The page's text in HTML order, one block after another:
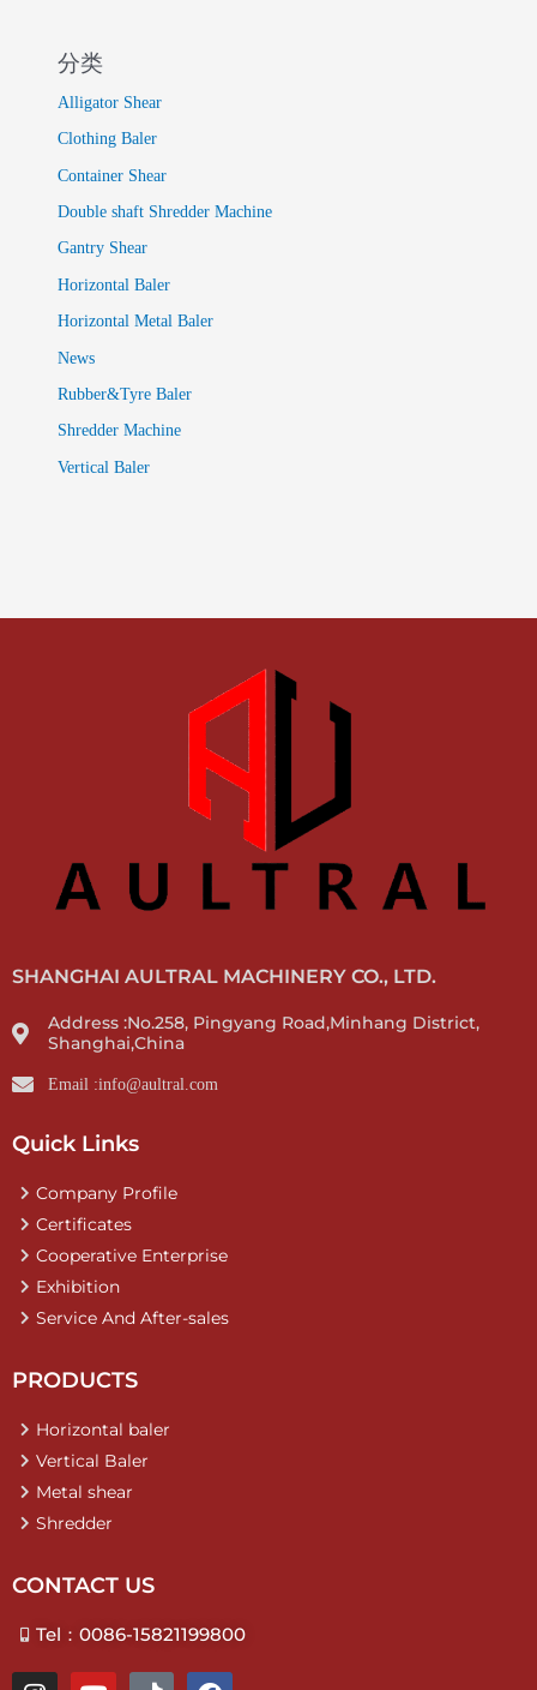
分类
Alligator Shear
Clothing Baler
Container Shear
Double shaft Shredder Machine
Gantry Shear
Horizontal Baler
Horizontal Metal Baler
News
Rubber&Tyre Baler
Shredder Machine
Vertical Baler
SHANGHAI AULTRAL MACHINERY CO., LTD.
Address :No.258, Pingyang Road,Minhang District,
Shanghai,China
Email :info@aultral.com
Quick Links
Company Profile
Certificates
Cooperative Enterprise
Exhibition
Service And After-sales
PRODUCTS
Horizontal baler
Vertical Baler
Metal shear
Shredder
CONTACT US
Tel：0086-15821199800
I Y T F